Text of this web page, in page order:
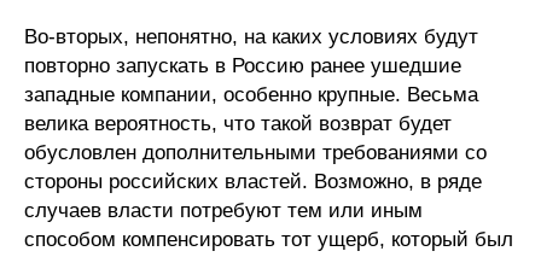
Во-вторых, непонятно, на каких условиях будут
повторно запускать в Россию ранее ушедшие
западные компании, особенно крупные. Весьма
велика вероятность, что такой возврат будет
обусловлен дополнительными требованиями со
стороны российских властей. Возможно, в ряде
случаев власти потребуют тем или иным
способом компенсировать тот ущерб, который был